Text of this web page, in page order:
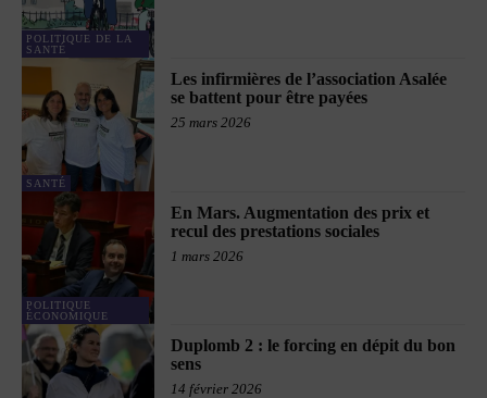
POLITIQUE DE LA
SANTÉ
SANTÉ
Les infirmières de l’association Asalée
se battent pour être payées
25 mars 2026
POLITIQUE
ÉCONOMIQUE
En Mars. Augmentation des prix et
recul des prestations sociales
1 mars 2026
Duplomb 2 : le forcing en dépit du bon
sens
14 février 2026